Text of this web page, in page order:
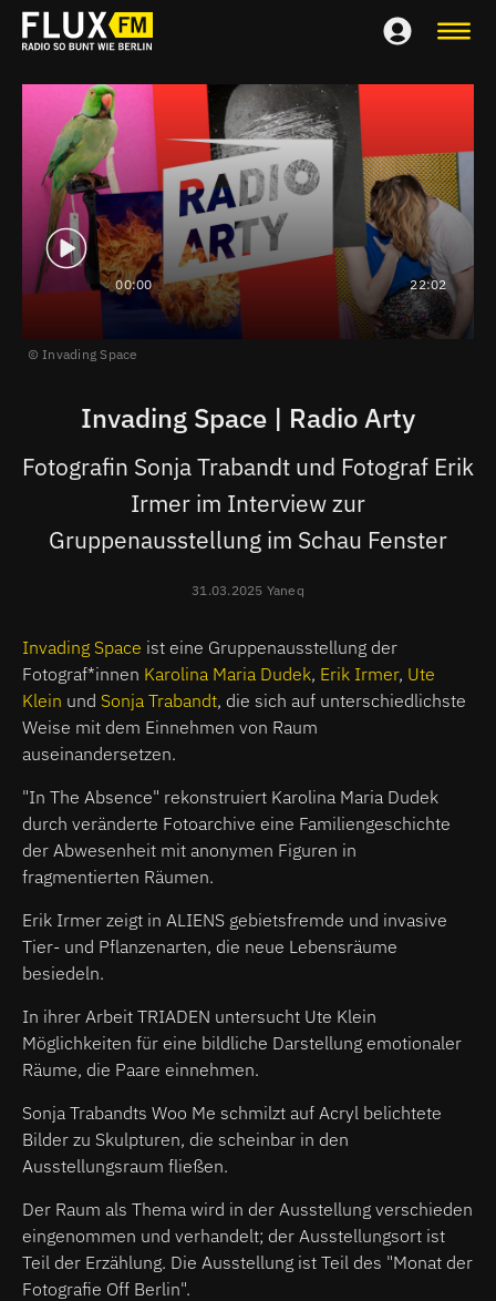
00:00 22:02
Invading Space
Invading Space | Radio Arty
Fotografin Sonja Trabandt und Fotograf Erik
Irmer im Interview zur
Gruppenausstellung im Schau Fenster
31.03.2025 Yaneq
Invading Space ist eine Gruppenausstellung der
Fotograf*innen Karolina Maria Dudek, Erik Irmer, Ute
Klein und Sonja Trabandt, die sich auf unterschiedlichste
Weise mit dem Einnehmen von Raum
auseinandersetzen.
"In The Absence" rekonstruiert Karolina Maria Dudek
durch veränderte Fotoarchive eine Familiengeschichte
der Abwesenheit mit anonymen Figuren in
fragmentierten Räumen.
Erik Irmer zeigt in ALIENS gebietsfremde und invasive
Tier- und Pflanzenarten, die neue Lebensräume
besiedeln.
In ihrer Arbeit TRIADEN untersucht Ute Klein
Möglichkeiten für eine bildliche Darstellung emotionaler
Räume, die Paare einnehmen.
Sonja Trabandts Woo Me schmilzt auf Acryl belichtete
Bilder zu Skulpturen, die scheinbar in den
Ausstellungsraum fließen.
Der Raum als Thema wird in der Ausstellung verschieden
eingenommen und verhandelt; der Ausstellungsort ist
Teil der Erzählung. Die Ausstellung ist Teil des "Monat der
Fotografie Off Berlin".